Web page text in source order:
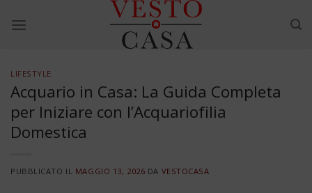
LIFESTYLE
Acquario in Casa: La Guida Completa
per Iniziare con l’Acquariofilia
Domestica
PUBBLICATO IL MAGGIO 13, 2026 DA VESTOCASA